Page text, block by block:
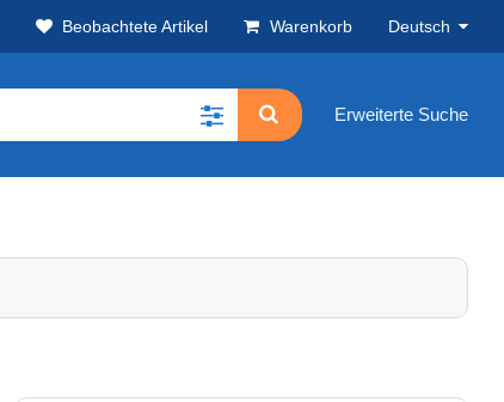
Beobachtete Artikel Warenkorb Deutsch
Erweiterte Suche